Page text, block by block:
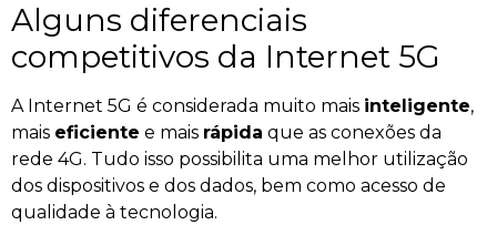
Alguns diferenciais
competitivos da Internet 5G
A Internet 5G é considerada muito mais inteligente,
mais eficiente e mais rápida que as conexões da
rede 4G. Tudo isso possibilita uma melhor utilização
dos dispositivos e dos dados, bem como acesso de
qualidade à tecnologia.